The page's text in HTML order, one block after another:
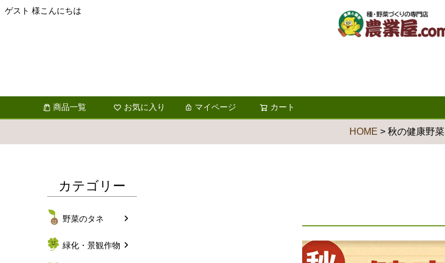
ゲスト 様こんにちは
商品一覧 お気に入り マイページ カート
HOME 秋の健康野菜
カテゴリー
野菜のタネ
緑化・景観作物